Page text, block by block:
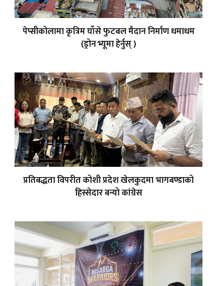
पेप्सीकोलामा कृत्रिम घाँसे फुटबल मैदान निर्माण धमाधम
(ड्रोन भ्यूमा हेर्नुस् )
प्रतिबद्धता विपरीत कोशी प्रदेश खेलकुदमा भागबण्डाको
हिस्सेदार बन्यो कांग्रेस